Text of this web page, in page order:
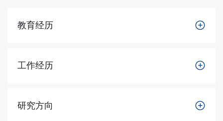
教育经历
工作经历
研究方向